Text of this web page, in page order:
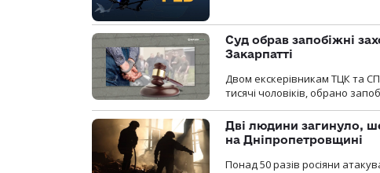
Суд обрав запобіжні
Закарпатті
Двом екскерівникам ТЦК та
тисячі чоловіків, обрано
Дві людини загинуло,
на Дніпропетровщині
Понад 50 разів росіяни